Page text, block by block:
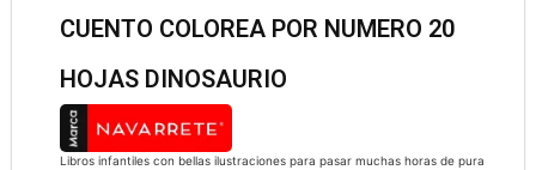
CUENTO COLOREA POR NUMERO 20
HOJAS DINOSAURIO
Libros infantiles con bellas ilustraciones para pasar muchas horas de pura